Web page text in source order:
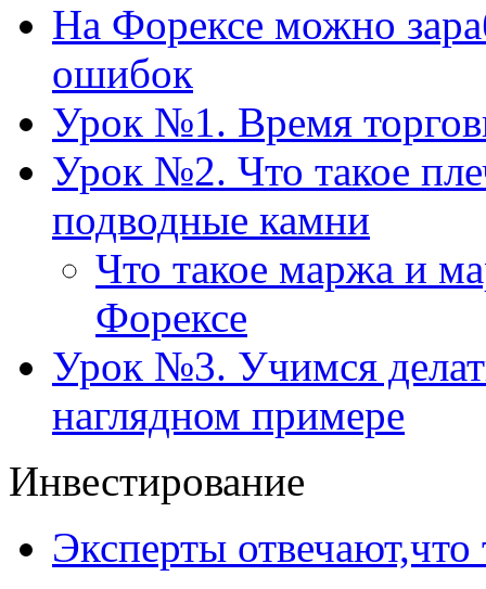
На Форексе можно
ошибок
Урок №1. Время
Урок №2. Что такое
подводные камни
Что такое маржа и
Форексе
Урок №3. Учимся
наглядном примере
Инвестирование
Эксперты